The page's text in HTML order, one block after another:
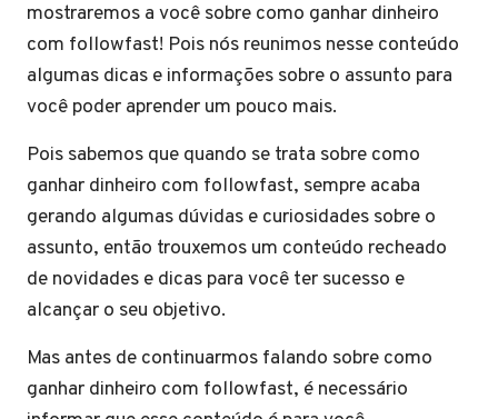
mostraremos a você sobre como ganhar dinheiro
com followfast! Pois nós reunimos nesse conteúdo
algumas dicas e informações sobre o assunto para
você poder aprender um pouco mais.
Pois sabemos que quando se trata sobre como
ganhar dinheiro com followfast, sempre acaba
gerando algumas dúvidas e curiosidades sobre o
assunto, então trouxemos um conteúdo recheado
de novidades e dicas para você ter sucesso e
alcançar o seu objetivo.
Mas antes de continuarmos falando sobre como
ganhar dinheiro com followfast, é necessário